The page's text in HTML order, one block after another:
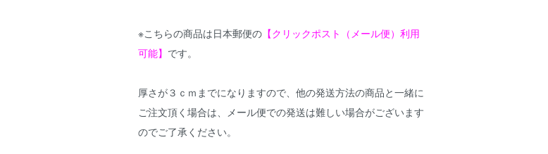
※こちらの商品は日本郵便の 【クリックポスト（メール便）利用
可能】 です。
厚さが３ｃｍまでになりますので、他の発送方法の商品と一緒に
ご注文頂く場合は、メール便での発送は難しい場合がございます
のでご了承ください。